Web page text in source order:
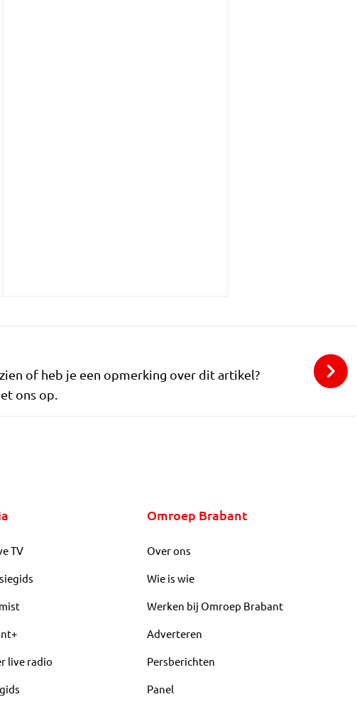
of heb je een opmerking over dit artikel?
ons op.
TV
live radio
Omroep Brabant
Over ons
Wie is wie
Werken bij Omroep Brabant
Adverteren
Persberichten
Panel